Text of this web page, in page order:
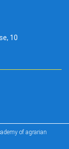
10
of agrarian